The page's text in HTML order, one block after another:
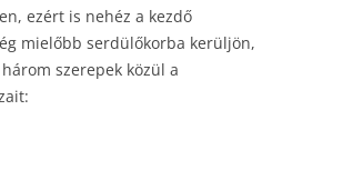
ezért is nehéz a kezdő
mielőbb serdülőkorba kerüljön,
szerepek közül a